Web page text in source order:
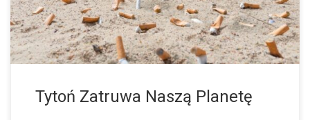
Tytoń Zatruwa Naszą Planetę